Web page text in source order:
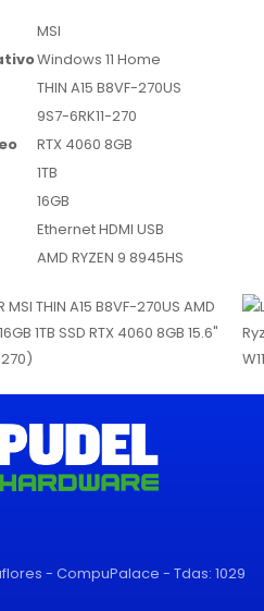
MSI
Windows 11 Home
THIN A15 B8VF-270US
9S7-6RK11-270
RTX 4060 8GB
1TB
16GB
Ethernet HDMI USB
AMD RYZEN 9 8945HS
- CompuPalace - Tdas: 1029